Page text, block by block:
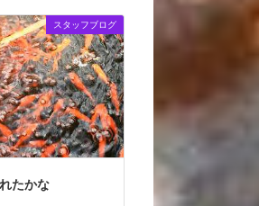
スタッフブログ
たかな